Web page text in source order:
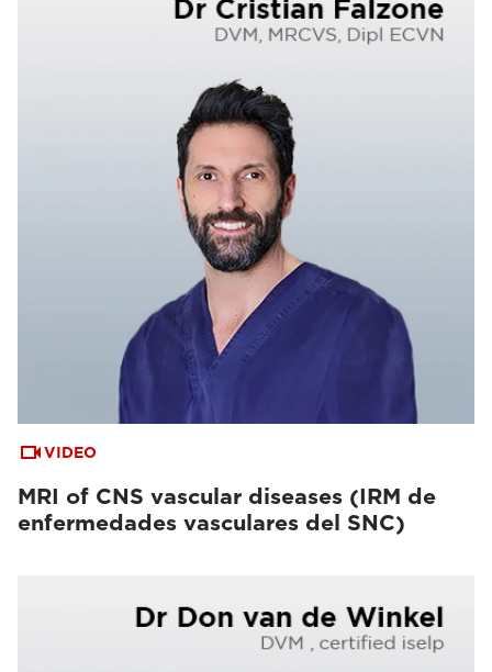
VIDEO
MRI of CNS vascular diseases (IRM de
enfermedades vasculares del SNC)